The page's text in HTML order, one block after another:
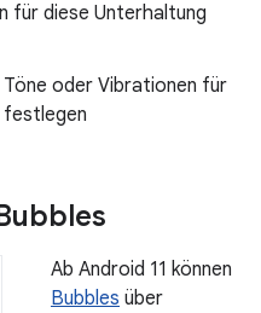
für diese Unterhaltung
oder Vibrationen für
festlegen
Ab Android 11 können
Bubbles über